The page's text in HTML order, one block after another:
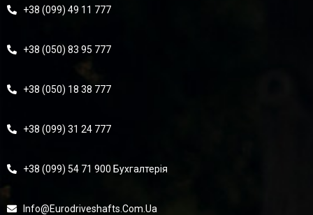
+38 (099) 49 11 777
+38 (050) 83 95 777
+38 (050) 18 38 777
+38 (099) 31 24 777
+38 (099) 54 71 900 Бухгалтерія
Info@eurodriveshafts.com.ua